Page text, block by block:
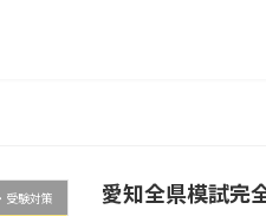
受験対策 愛知全県模試完